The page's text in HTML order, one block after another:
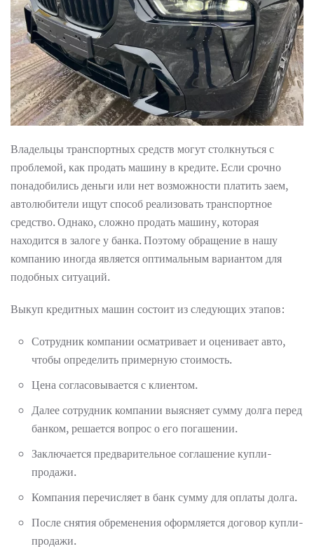
Владельцы транспортных средств могут столкнуться с
проблемой, как продать машину в кредите. Если срочно
понадобились деньги или нет возможности платить заем,
автолюбители ищут способ реализовать транспортное
средство. Однако, сложно продать машину, которая
находится в залоге у банка. Поэтому обращение в нашу
компанию иногда является оптимальным вариантом для
подобных ситуаций.
Выкуп кредитных машин состоит из следующих этапов:
Сотрудник компании осматривает и оценивает авто,
чтобы определить примерную стоимость.
Цена согласовывается с клиентом.
Далее сотрудник компании выясняет сумму долга перед
банком, решается вопрос о его погашении.
Заключается предварительное соглашение купли-
продажи.
Компания перечисляет в банк сумму для оплаты долга.
После снятия обременения оформляется договор купли-
продажи.